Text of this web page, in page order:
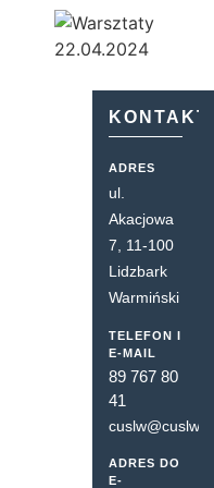
KONTAKT
ADRES
ul.
Akacjowa
7, 11-100
Lidzbark
Warmiński
TELEFON I
E-MAIL
89 767 80
41
cuslw@cuslw.pl
ADRES DO
E-